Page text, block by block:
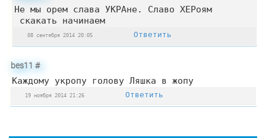
Не мы орем слава УКРАне. Славо ХЕРоям
скакать начинаем
08 сентября 2014 20:05 Ответить
bes11 #
Каждому укропу голову Ляшка в жопу
19 ноября 2014 21:26 Ответить